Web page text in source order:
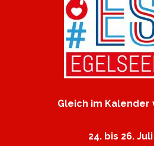
Gleich im Kalender
24. bis 26.